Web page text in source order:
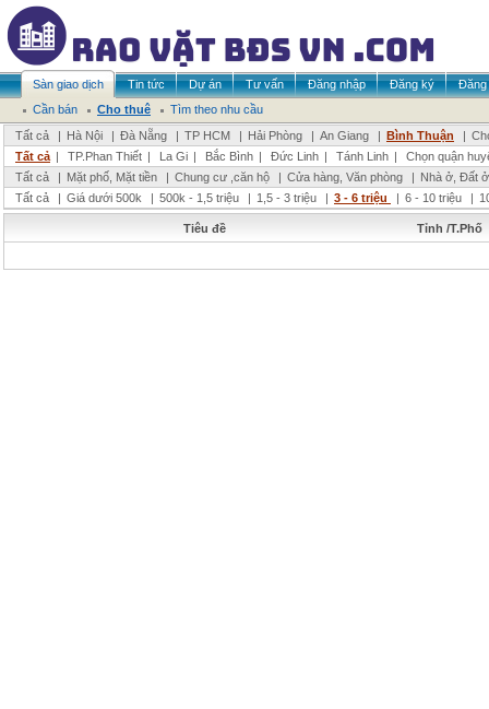
Sàn giao dịch Tin tức Dự án Tư vấn Đăng nhập Đăng ký
Đăng
Cần bán
Cho thuê
Tìm theo nhu cầu
Tất cả
| Hà Nội | Đà Nẵng | TP HCM | Hải Phòng | An Giang | Bình Thuận |
Tất cả | TP.Phan Thiết | La Gi | Bắc Bình | Đức Linh | Tánh Linh |
Chọn quận
Tất cả
| Mặt phố, Mặt tiền | Chung cư ,căn hộ | Cửa hàng, Văn phòng | Nhà ở, Đất ở
Tất cả
| Giá dưới 500k | 500k - 1,5 triệu | 1,5 - 3 triệu | 3 - 6 triệu | 6 - 10 triệu |
Tiêu đề Tỉnh /T.Phố